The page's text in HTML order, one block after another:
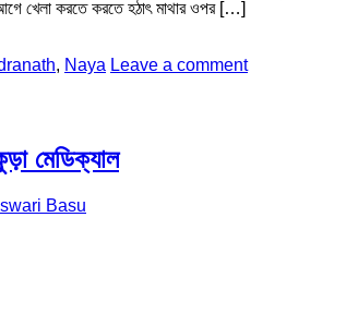
আগে খেলা করতে করতে হঠাৎ মাথার ওপর […]
, Naya Leave a comment
মেডিক্যাল
Basu